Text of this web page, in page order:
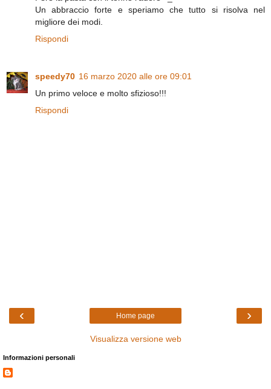
Un abbraccio forte e speriamo che tutto si risolva nel
migliore dei modi.
Rispondi
speedy70 16 marzo 2020 alle ore 09:01
Un primo veloce e molto sfizioso!!!
Rispondi
‹ ›
Home page
Visualizza versione web
Informazioni personali